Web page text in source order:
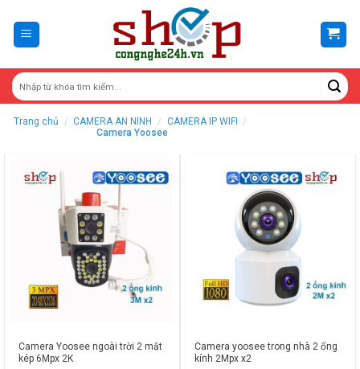
content
Trang chủ / CAMERA AN NINH / CAMERA IP WIFI
/
Camera Yoosee
Camera Yoosee ngoài trời 2 mắt
kép 6Mpx 2K
Camera yoosee trong nhà 2 ống
kính 2Mpx x2